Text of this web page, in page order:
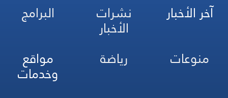
آخر الأخبار نشرات
الأخبار
البرامج
منوعات
رياضة مواقع
وخدمات